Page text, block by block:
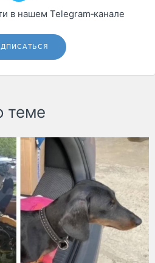
в нашем Telegram‑канале
теме